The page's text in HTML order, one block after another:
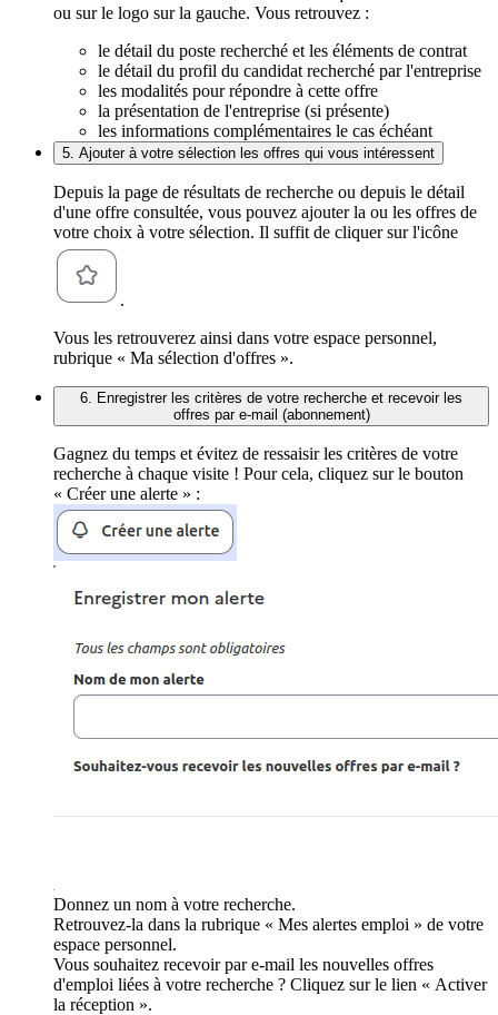
ou sur le logo sur la gauche. Vous retrouvez :
le détail du poste recherché et les éléments de contrat
le détail du profil du candidat recherché par l'entreprise
les modalités pour répondre à cette offre
la présentation de l'entreprise (si présente)
les informations complémentaires le cas échéant
5. Ajouter à votre sélection les offres qui vous intéressent
Depuis la page de résultats de recherche ou depuis le détail
d'une offre consultée, vous pouvez ajouter la ou les offres de
votre choix à votre sélection. Il suffit de cliquer sur l'icône
.
Vous les retrouverez ainsi dans votre espace personnel,
rubrique « Ma sélection d'offres ».
6. Enregistrer les critères de votre recherche et recevoir les
offres par e-mail (abonnement)
Gagnez du temps et évitez de ressaisir les critères de votre
recherche à chaque visite ! Pour cela, cliquez sur le bouton
« Créer une alerte » :
Donnez un nom à votre recherche.
Retrouvez-la dans la rubrique « Mes alertes emploi » de votre
espace personnel.
Vous souhaitez recevoir par e-mail les nouvelles offres
d'emploi liées à votre recherche ? Cliquez sur le lien « Activer
la réception ».